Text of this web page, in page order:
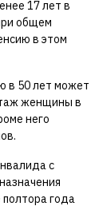
17 лет в
общем
в этом
в 50 лет может
женщины в
него
с
года